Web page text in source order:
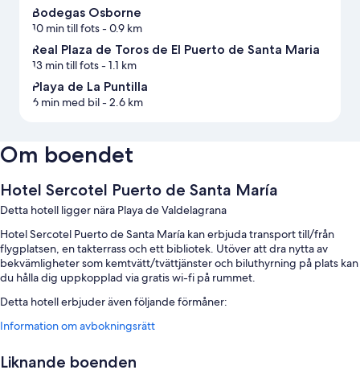
Bodegas Osborne
10 min till fots- 0.9 km
Real Plaza de Toros de El Puerto de Santa Maria
13 min till fots- 1.1 km
Playa de La Puntilla
6 min med bil- 2.6 km
Om boendet
Hotel Sercotel Puerto de Santa María
Detta hotell ligger nära Playa de Valdelagrana
Hotel Sercotel Puerto de Santa María kan erbjuda transport till/från
flygplatsen, en takterrass och ett bibliotek. Utöver att dra nytta av
bekvämligheter som kemtvätt/tvättjänster och biluthyrning på plats kan
du hålla dig uppkopplad via gratis wi-fi på rummet.
Detta hotell erbjuder även följande förmåner:
Frukostbuffé (tilläggsavgift), flygtransfer tur och retur (avgift
Bagageförvaring, en hiss och conciergetjänster
Information om avbokningsrätt
Liknande boenden